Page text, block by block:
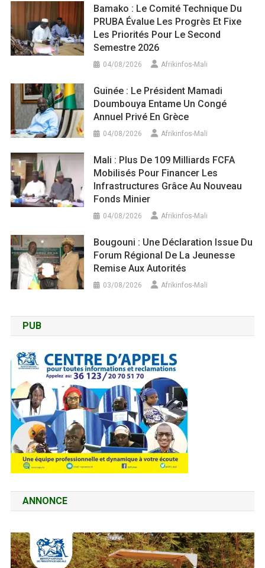
Bamako : Le Comité Technique Du
PRUBA Évalue Les Progrès Et Fixe
Les Priorités Pour Le Second
Semestre 2026
04/08/2026 Afrikinfos-Mali
Guinée : Le Président Mamadi
Doumbouya Entame Un Congé
Annuel Privé En Grèce
04/08/2026 Afrikinfos-Mali
Mali : Plus De 109 Milliards FCFA
Mobilisés Pour Financer Les
Infrastructures Grâce Au Nouveau
Fonds Minier
04/08/2026 Afrikinfos-Mali
Bougouni : Une Déclaration Issue Du
Forum Régional De La Jeunesse
Remise Aux Autorités
03/08/2026 Afrikinfos-Mali
PUB
ANNONCE